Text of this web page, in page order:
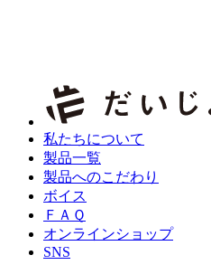
私たちについて
製品一覧
製品へのこだわり
ボイス
ＦＡＱ
オンラインショップ
SNS